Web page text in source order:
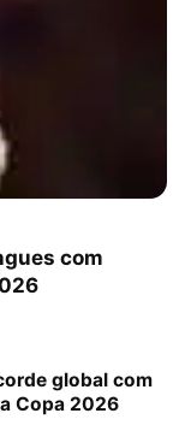
com
global com
Copa 2026